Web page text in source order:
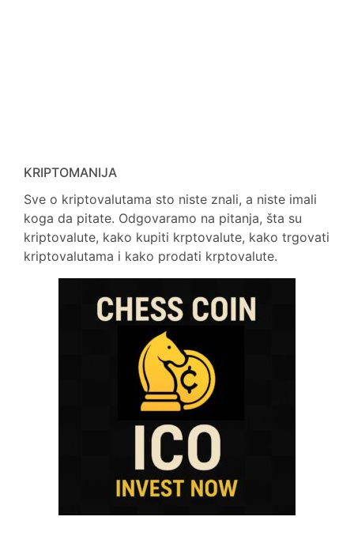
KRIPTOMANIJA
Sve o kriptovalutama sto niste znali, a niste imali
koga da pitate. Odgovaramo na pitanja, šta su
kriptovalute, kako kupiti krptovalute, kako trgovati
kriptovalutama i kako prodati krptovalute.